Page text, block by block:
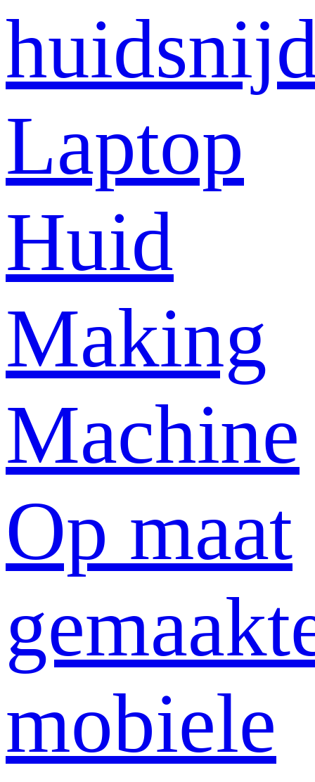
Laptop
Huid
Making
Machine
Op maat
mobiele